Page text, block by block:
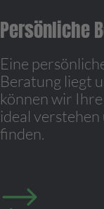
Persönliche
Eine
Beratung liegt
können wir
ideal
finden.